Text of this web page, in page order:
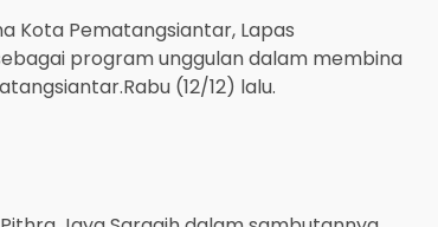
Kota Pematangsiantar, Lapas
program unggulan dalam membina
(12/12) lalu.